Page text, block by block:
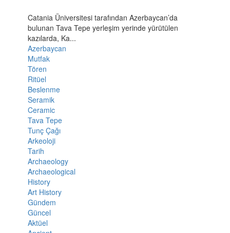
Catania Üniversitesi tarafından Azerbaycan’da
bulunan Tava Tepe yerleşim yerinde yürütülen
kazılarda, Ka...
Azerbaycan
Mutfak
Tören
Ritüel
Beslenme
Seramik
Ceramic
Tava Tepe
Tunç Çağı
Arkeoloji
Tarih
Archaeology
Archaeological
History
Art History
Gündem
Güncel
Aktüel